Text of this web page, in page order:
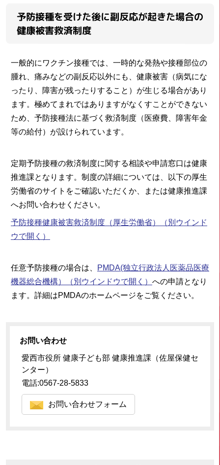
予防接種を受けた後に副反応が起きた場合の
健康被害救済制度
一般的にワクチン接種では、一時的な発熱や接種部位の
腫れ、痛みなどの副反応以外にも、健康被害（病気にな
ったり、障害が残ったりすること）が生じる場合があり
ます。極めてまれではありますがなくすことができない
ため、予防接種法に基づく救済制度（医療費、障害年金
等の給付）が設けられています。
定期予防接種の救済制度に関する相談や申請窓口は健康
推進課となります。制度の詳細については、以下の厚生
労働省のサイトをご確認いただくか、または健康推進課
へお問い合わせください。
予防接種健康被害救済制度（厚生労働省）
（別ウインド
ウで開く）
任意予防接種の場合は、
PMDA(独立行政法人医薬品医療
機器総合機構）
（別ウインドウで開く） への申請となり
ます。詳細はPMDAのホームページをご覧ください。
お問い合わせ
愛西市役所 健康子ども部 健康推進課（佐屋保健セ
ンター）
電話:0567-28-5833
お問い合わせフォーム